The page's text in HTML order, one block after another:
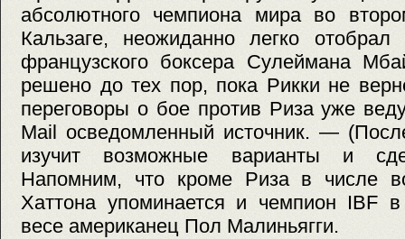
абсолютного чемпиона мира во
Кальзаге, неожиданно легко
французского боксера Сулеймана
решено до тех пор, пока Рикки не
переговоры о бое против Риза уже
Mail осведомленный источник. —
изучит возможные варианты и
Напомним, что кроме Риза в числе
Хаттона упоминается и чемпион IBF
весе американец Пол Малиньягги.